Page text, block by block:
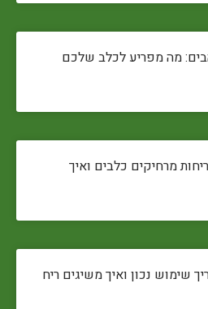
מה מפריע לכלב שלכם
מרחיקים כלבים ואיך
שימוש נכון ואיך משיגים ריח